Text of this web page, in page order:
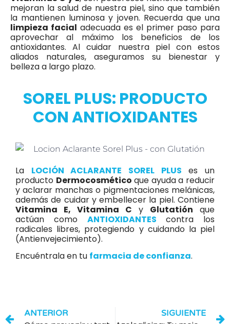
mejoran la salud de nuestra piel, sino que también
la mantienen luminosa y joven. Recuerda que una
limpieza facial adecuada es el primer paso para
aprovechar al máximo los beneficios de los
antioxidantes. Al cuidar nuestra piel con estos
aliados naturales, aseguramos su bienestar y
belleza a largo plazo.
SOREL PLUS: PRODUCTO
CON ANTIOXIDANTES
La LOCIÓN ACLARANTE SOREL PLUS es un
producto Dermocosmético que ayuda a reducir
y aclarar manchas o pigmentaciones melánicas,
además de cuidar y embellecer la piel. Contiene
Vitamina E, Vitamina C y Glutatión que
actúan como ANTIOXIDANTES contra los
radicales libres, protegiendo y cuidando la piel
(Antienvejecimiento).
Encuéntrala en tu farmacia de confianza.
ANTERIOR SIGUIENTE